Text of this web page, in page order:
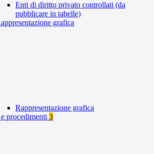
Enti di diritto privato controllati (da
pubblicare in tabelle)
grafica
Rappresentazione grafica
procedimenti 3